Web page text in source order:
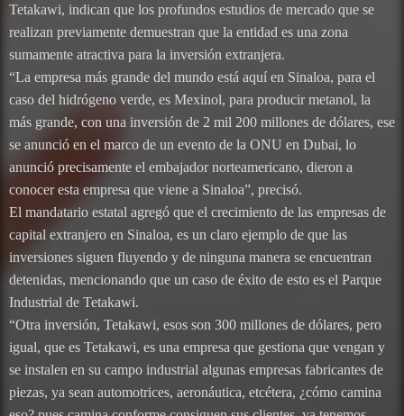
Tetakawi, indican que los profundos estudios de mercado que se
realizan previamente demuestran que la entidad es una zona
sumamente atractiva para la inversión extranjera.
“La empresa más grande del mundo está aquí en Sinaloa, para el
caso del hidrógeno verde, es Mexinol, para producir metanol, la
más grande, con una inversión de 2 mil 200 millones de dólares, ese
se anunció en el marco de un evento de la ONU en Dubai, lo
anunció precisamente el embajador norteamericano, dieron a
conocer esta empresa que viene a Sinaloa”, precisó.
El mandatario estatal agregó que el crecimiento de las empresas de
capital extranjero en Sinaloa, es un claro ejemplo de que las
inversiones siguen fluyendo y de ninguna manera se encuentran
detenidas, mencionando que un caso de éxito de esto es el Parque
Industrial de Tetakawi.
“Otra inversión, Tetakawi, esos son 300 millones de dólares, pero
igual, que es Tetakawi, es una empresa que gestiona que vengan y
se instalen en su campo industrial algunas empresas fabricantes de
piezas, ya sean automotrices, aeronáutica, etcétera, ¿cómo camina